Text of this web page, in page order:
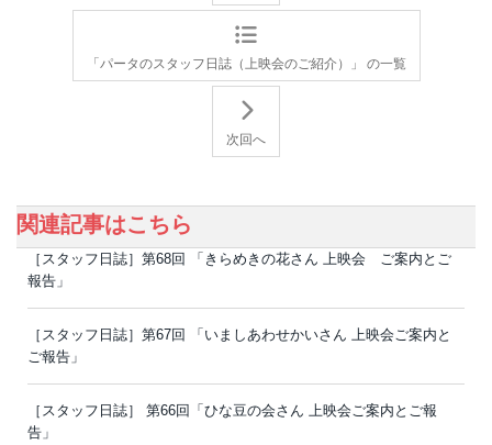
「パータのスタッフ日誌（上映会のご紹介）」 の一覧
次回へ
関連記事はこちら
［スタッフ日誌］第68回 「きらめきの花さん 上映会 ご案内とご
報告」
［スタッフ日誌］第67回 「いましあわせかいさん 上映会ご案内と
ご報告」
［スタッフ日誌］ 第66回「ひな豆の会さん 上映会ご案内とご報
告」